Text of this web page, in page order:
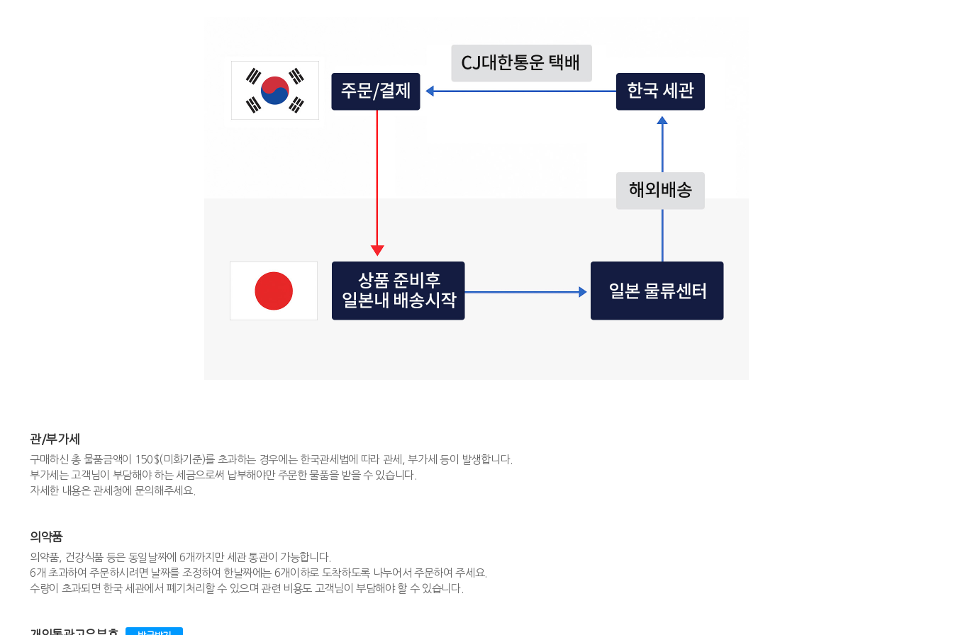
관/부가세
구매하신 총 물품금액이 150$(미화기준)를 초과하는 경우에는 한국관세법에 따라 관세, 부가세 등이 발생합니다.
부가세는 고객님이 부담해야 하는 세금으로써 납부해야만 주문한 물품을 받을 수 있습니다.
자세한 내용은 관세청에 문의해주세요.
의약품
의약품, 건강식품 등은 동일날짜에 6개까지만 세관 통관이 가능합니다.
6개 초과하여 주문하시려면 날짜를 조정하여 한날짜에는 6개이하로 도착하도록 나누어서 주문하여 주세요.
수량이 초과되면 한국 세관에서 폐기처리할 수 있으며 관련 비용도 고객님이 부담해야 할 수 있습니다.